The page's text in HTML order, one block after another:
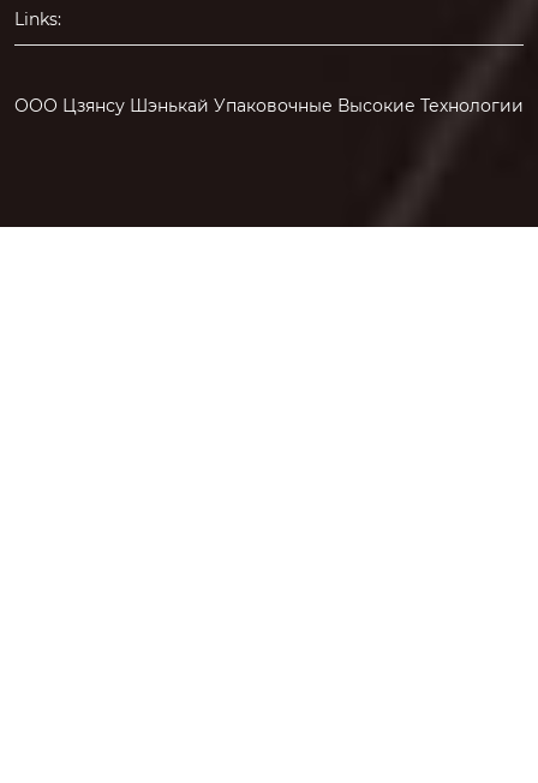
Links:
ООО Цзянсу Шэнькай Упаковочные Высокие Технологии